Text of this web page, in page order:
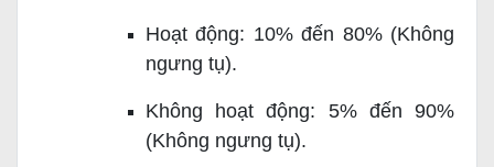
Hoạt động: 10% đến 80% (Không
ngưng tụ).
Không hoạt động: 5% đến 90%
(Không ngưng tụ).